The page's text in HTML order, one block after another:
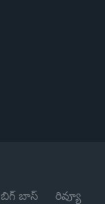
బిగ్ బాస్ రివ్యూ